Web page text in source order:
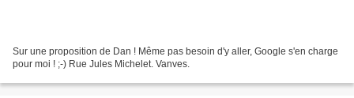
Sur une proposition de Dan ! Même pas besoin d'y aller, Google s'en charge
pour moi ! ;-) Rue Jules Michelet. Vanves.